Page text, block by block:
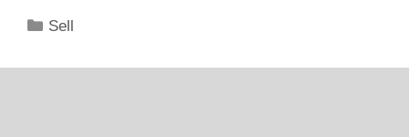
Kategorien
Sell